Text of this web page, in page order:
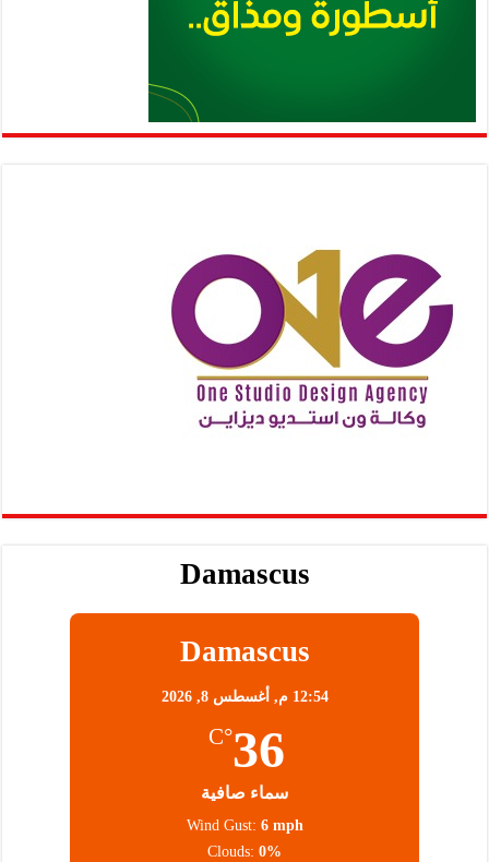
Damascus
Damascus
12:54 م, أغسطس 8, 2026
36
°C
سماء صافية
Wind Gust: 6 mph
Clouds: 0%